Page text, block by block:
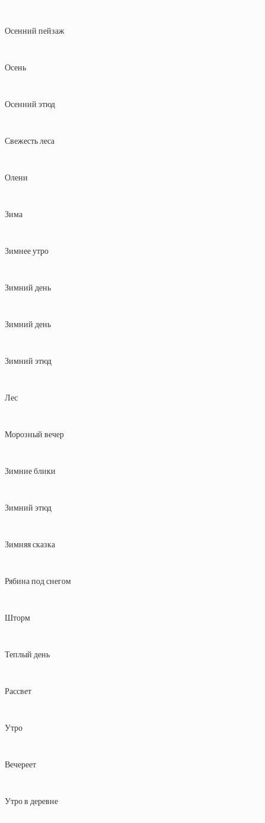
Осенний пейзаж
Осень
Осенний этюд
Свежесть леса
Олени
Зима
Зимнее утро
Зимний день
Зимний день
Зимний этюд
Лес
Морозный вечер
Зимние блики
Зимний этюд
Зимняя сказка
Рябина под снегом
Шторм
Теплый день
Рассвет
Утро
Вечереет
Утро в деревне